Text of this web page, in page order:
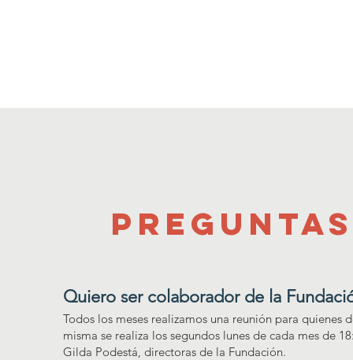
Quiero ser colaborador de la
Todos los meses realizamos una reunión para quienes
misma se realiza los segundos lunes de cada mes de
Gilda Podestá, directoras de la Fundación.